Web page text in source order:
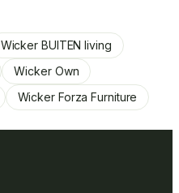
Wicker BUITEN living
Wicker Own
Wicker Forza Furniture